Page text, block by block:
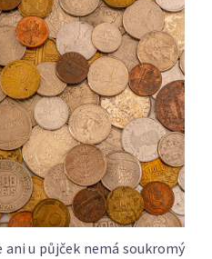
u půjček nemá soukromý